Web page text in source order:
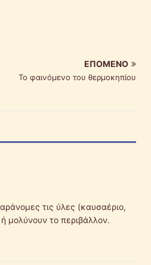
ΕΠΌΜΕΝΟ
Το φαινόμενο του θερμοκηπίου
τις ύλες (καυσαέριο,
μολύνουν το περιβάλλον.